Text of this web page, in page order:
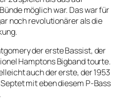
möglich war. Das war für
noch revolutionärer als die
der erste Bassist, der
Hamptons Bigband tourte.
auch der erste, der 1953
mit eben diesem P-Bass